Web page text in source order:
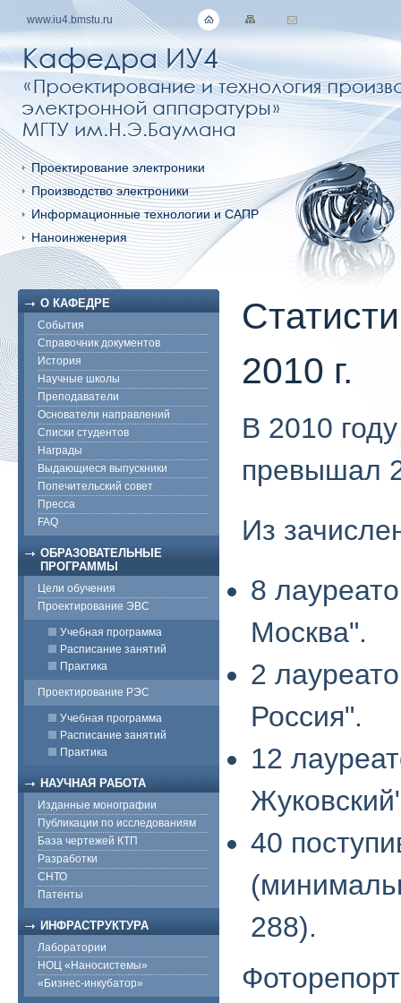
www.iu4.bmstu.ru
Проектирование электроники
Производство электроники
Информационные технологии и САПР
Наноинженерия
О КАФЕДРЕ
События
Справочник документов
История
Научные школы
Преподаватели
Основатели направлений
Списки студентов
Награды
Выдающиеся выпускники
Попечительский совет
Пресса
FAQ
ОБРАЗОВАТЕЛЬНЫЕ
ПРОГРАММЫ
Цели обучения
Проектирование ЭВС
Учебная программа
Расписание занятий
Практика
Проектирование РЭС
Учебная программа
Расписание занятий
Практика
НАУЧНАЯ РАБОТА
Изданные монографии
Публикации по исследованиям
База чертежей КТП
Разработки
СНТО
Патенты
ИНФРАСТРУКТУРА
Лаборатории
НОЦ «Наносистемы»
«Бизнес-инкубатор»
2010 г.
В 2010
превышал
Из
8
Москва".
2
Россия".
12
40
288).